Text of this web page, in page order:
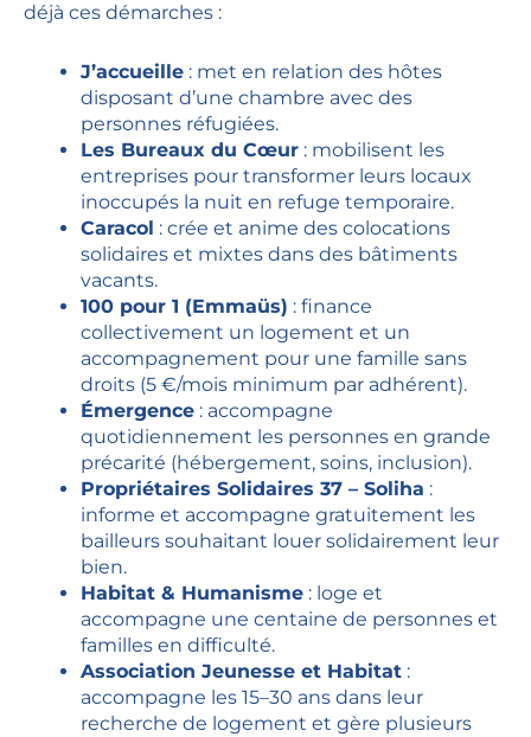
déjà ces démarches :
J’accueille : met en relation des hôtes
disposant d’une chambre avec des
personnes réfugiées.
Les Bureaux du Cœur : mobilisent les
entreprises pour transformer leurs locaux
inoccupés la nuit en refuge temporaire.
Caracol : crée et anime des colocations
solidaires et mixtes dans des bâtiments
vacants.
100 pour 1 (Emmaüs) : finance
collectivement un logement et un
accompagnement pour une famille sans
droits (5 €/mois minimum par adhérent).
Émergence : accompagne
quotidiennement les personnes en grande
précarité (hébergement, soins, inclusion).
Propriétaires Solidaires 37 – Soliha :
informe et accompagne gratuitement les
bailleurs souhaitant louer solidairement leur
bien.
Habitat & Humanisme : loge et
accompagne une centaine de personnes et
familles en difficulté.
Association Jeunesse et Habitat :
accompagne les 15–30 ans dans leur
recherche de logement et gère plusieurs